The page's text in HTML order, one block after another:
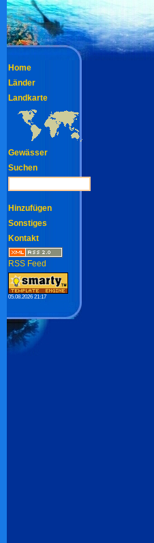
Home
Länder
Landkarte
Gewässer
Suchen
Hinzufügen
Sonstiges
Kontakt
RSS Feed
05.08.2026 21:17